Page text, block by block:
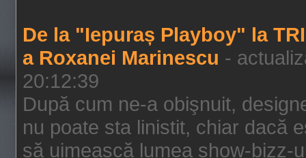
De la "Iepuraș Playboy" la
a Roxanei Marinescu -
20:12:39
După cum ne-a obişnuit,
nu poate sta linistit, chiar dacă
să uimească lumea show-bizz-